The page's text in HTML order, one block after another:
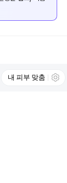
내 피부 맞춤